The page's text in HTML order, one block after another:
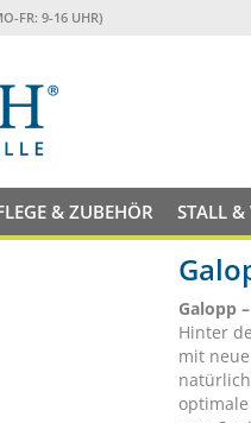
FR: 9-16 UHR)
& ZUBEHÖR STALL &
Galopp
Hinter
mit